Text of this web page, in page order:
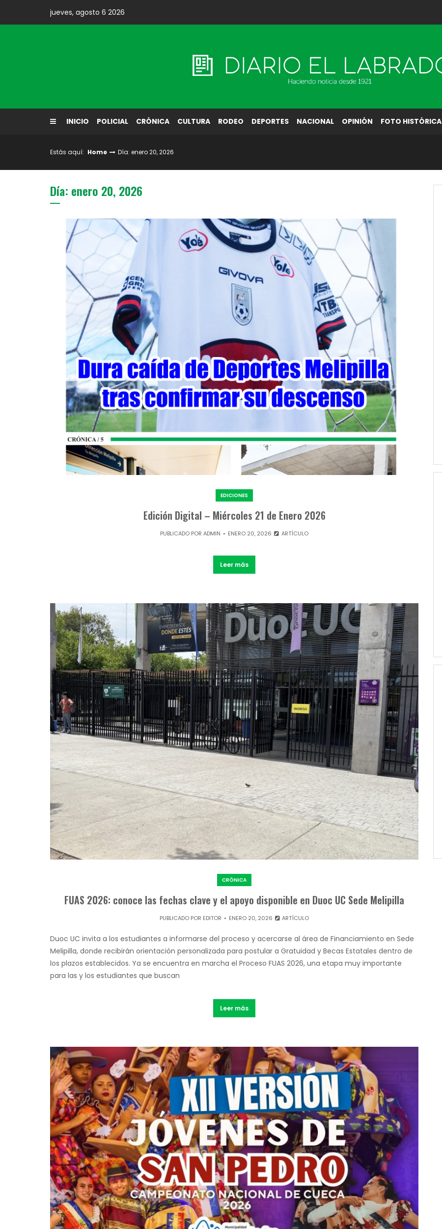
content
jueves, agosto 6 2026
Diario El Labrador
INICIO POLICIAL CRÓNICA CULTURA RODEO DEPORTES NACIONAL OPINIÓN FOTO HISTÓRICA
Estás aquí: Home Día: enero 20, 2026
Día: enero 20, 2026
EDICIONES
Edición Digital – Miércoles 21 de Enero 2026
PUBLICADO PORADMIN ENERO 20, 2026 ARTÍCULO
Leer más
CRÓNICA
FUAS 2026: conoce las fechas clave y el apoyo disponible en Duoc UC Sede Melipilla
PUBLICADO POR EDITOR ENERO 20, 2026 ARTÍCULO
Duoc UC invita a los estudiantes a informarse del proceso y acercarse al área de Financiamiento en Sede
Melipilla, donde recibirán orientación personalizada para postular a Gratuidad y Becas Estatales dentro de
los plazos establecidos. Ya se encuentra en marcha el Proceso FUAS 2026, una etapa muy importante
para las y los estudiantes que buscan
Leer más